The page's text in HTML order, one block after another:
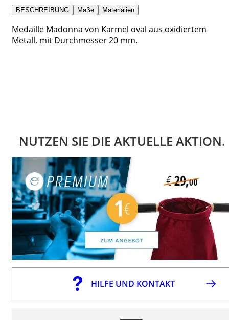
BESCHREIBUNG Maße Materialien
Medaille Madonna von Karmel oval aus oxidiertem
Metall, mit Durchmesser 20 mm.
NUTZEN SIE DIE AKTUELLE AKTION.
HILFE UND KONTAKT